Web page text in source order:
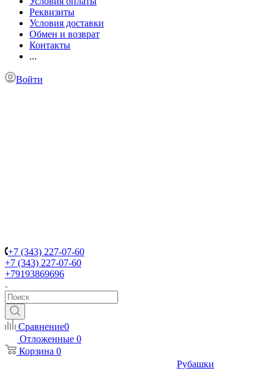
Реквизиты
Условия доставки
Обмен и возврат
Контакты
...
Войти
+7 (343) 227-07-60
+7 (343) 227-07-60
+79193869696
Сравнение0
Отложенные 0
Корзина 0
Рубашки